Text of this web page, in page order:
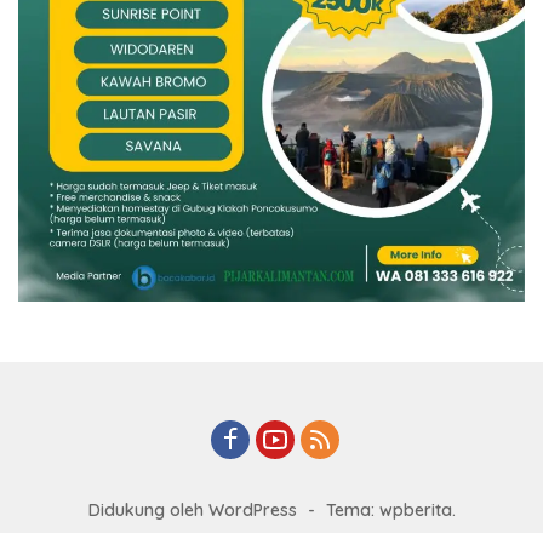
Didukung oleh WordPress - Tema: wpberita.